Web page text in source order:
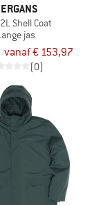
Shell Coat
jas
vanaf € 153,97
(0)